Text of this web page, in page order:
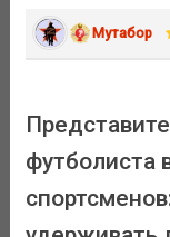
Мутабор
футболиста